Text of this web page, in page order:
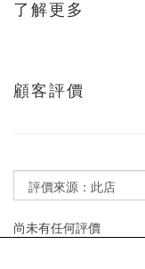
了解更多
顧客評價
尚未有任何評價